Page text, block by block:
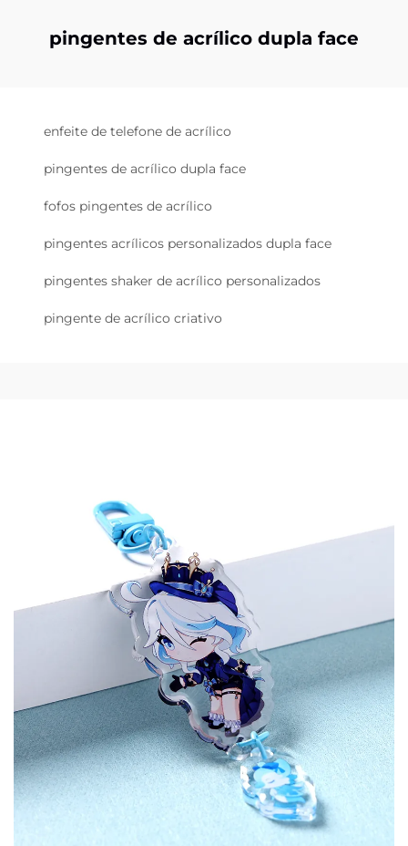
pingentes de acrílico dupla face
enfeite de telefone de acrílico
pingentes de acrílico dupla face
fofos pingentes de acrílico
pingentes acrílicos personalizados dupla face
pingentes shaker de acrílico personalizados
pingente de acrílico criativo